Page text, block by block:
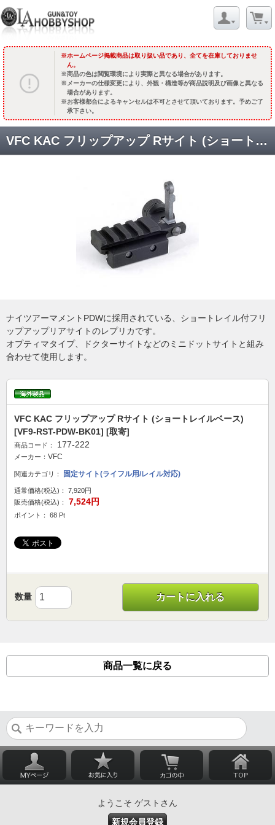
ホームページ掲載商品は取り扱い品であり、全てを在庫しておりませ
ん。
商品の色は閲覧環境により実際と異なる場合があります。
メーカーの仕様変更により、外観・構造等が商品説明及び画像と異なる
場合があります。
お客様都合によるキャンセルは不可とさせて頂いております。予めご了
承下さい。
VFC KAC フリップアップ Rサイト (ショートレイルベース) [VF9-RST-PDW-BK01] [取寄]
ナイツアーマメントPDWに採用されている、ショートレイル付フリ
ップアップリアサイトのレプリカです。
オプティマタイプ、ドクターサイトなどのミニドットサイトと組み
合わせて使用します。
VFC KAC フリップアップ Rサイト (ショートレイルベース)
[VF9-RST-PDW-BK01] [取寄]
商品コード： 177-222
メーカー： VFC
関連カテゴリ： 固定サイト(ライフル用/レイル対応)
通常価格(税込)：
7,920円
販売価格(税込)：
7,524円
ポイント： 68 Pt
数量 カートに入れる
商品一覧に戻る
ようこそ ゲストさん
新規会員登録